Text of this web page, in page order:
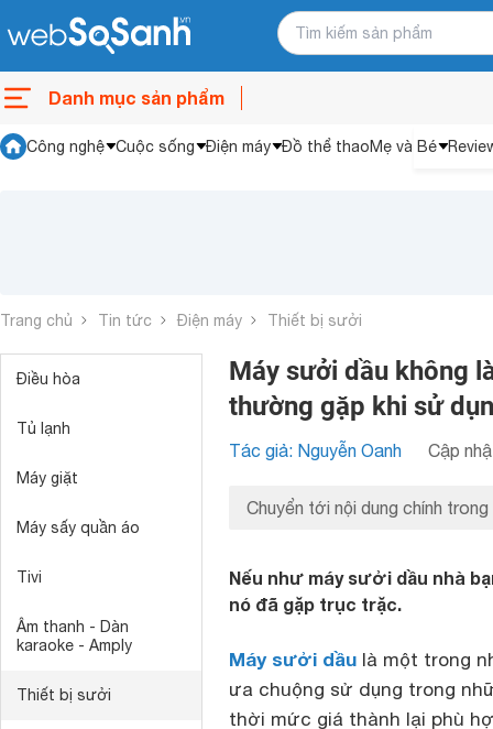
Danh mục sản phẩm
Công nghệ Cuộc sống Điện máy Đồ thể thaoMẹ và Bé
Trang chủ Tin tức Điện máy Thiết bị sưởi
Điều hòa
Tủ lạnh
Máy giặt
Máy sấy quần áo
Tivi
Âm thanh - Dàn
karaoke - Amply
Thiết bị sưởi
Máy sưởi dầu không
thường gặp khi sử
Tác giả: Nguyễn Oanh Cập
Chuyển tới nội dung chính trong
Nếu như máy sưởi dầu nhà
nó đã gặp trục trặc.
Máy sưởi dầu là một trong
ưa chuộng sử dụng trong
thời mức giá thành lại phù